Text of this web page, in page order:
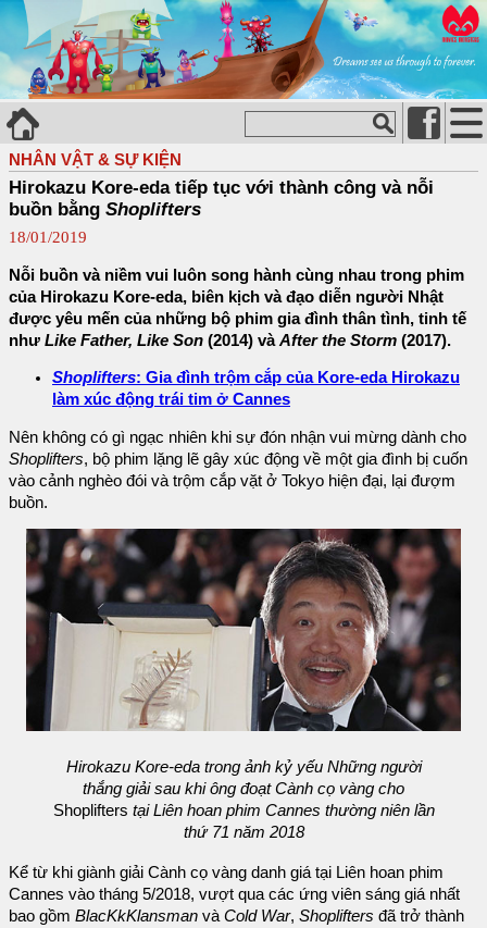
NHÂN VẬT & SỰ KIỆN
Hirokazu Kore-eda tiếp tục với thành công và nỗi
buồn bằng Shoplifters
18/01/2019
Nỗi buồn và niềm vui luôn song hành cùng nhau trong phim
của Hirokazu Kore-eda, biên kịch và đạo diễn người Nhật
được yêu mến của những bộ phim gia đình thân tình, tinh tế
như Like Father, Like Son (2014) vàAfter the Storm (2017).
Shoplifters: Gia đình trộm cắp của Kore-eda Hirokazu
làm xúc động trái tim ở Cannes
Nên không có gì ngạc nhiên khi sự đón nhận vui mừng dành cho
Shoplifters, bộ phim lặng lẽ gây xúc động về một gia đình bị cuốn
vào cảnh nghèo đói và trộm cắp vặt ở Tokyo hiện đại, lại đượm
buồn.
Hirokazu Kore-eda trong ảnh kỷ yếu Những người
thắng giải sau khi ông đoạt Cành cọ vàng cho
Shoplifters tại Liên hoan phim Cannes thường niên lần
thứ 71 năm 2018
Kể từ khi giành giải Cành cọ vàng danh giá tại Liên hoan phim
Cannes vào tháng 5/2018, vượt qua các ứng viên sáng giá nhất
bao gồm BlacKkKlansman vàCold War, Shoplifters đã trở thành